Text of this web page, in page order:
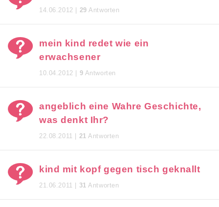
14.06.2012 | 29 Antworten
mein kind redet wie ein
erwachsener
10.04.2012 | 9 Antworten
angeblich eine Wahre Geschichte,
was denkt Ihr?
22.08.2011 | 21 Antworten
kind mit kopf gegen tisch geknallt
21.06.2011 | 31 Antworten